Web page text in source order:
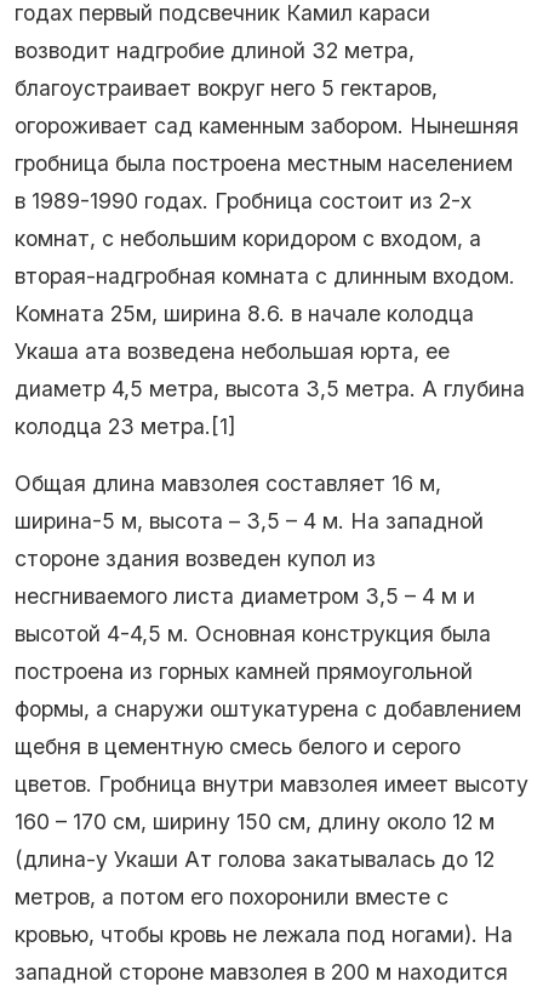
годах первый подсвечник Камил караси
возводит надгробие длиной 32 метра,
благоустраивает вокруг него 5 гектаров,
огороживает сад каменным забором. Нынешняя
гробница была построена местным населением
в 1989-1990 годах. Гробница состоит из 2-х
комнат, с небольшим коридором с входом, а
вторая-надгробная комната с длинным входом.
Комната 25м, ширина 8.6. в начале колодца
Укаша ата возведена небольшая юрта, ее
диаметр 4,5 метра, высота 3,5 метра. А глубина
колодца 23 метра.[1]
Общая длина мавзолея составляет 16 м,
ширина-5 м, высота – 3,5 – 4 м. На западной
стороне здания возведен купол из
несгниваемого листа диаметром 3,5 – 4 м и
высотой 4-4,5 м. Основная конструкция была
построена из горных камней прямоугольной
формы, а снаружи оштукатурена с добавлением
щебня в цементную смесь белого и серого
цветов. Гробница внутри мавзолея имеет высоту
160 – 170 см, ширину 150 см, длину около 12 м
(длина-у Укаши Ат голова закатывалась до 12
метров, а потом его похоронили вместе с
кровью, чтобы кровь не лежала под ногами). На
западной стороне мавзолея в 200 м находится